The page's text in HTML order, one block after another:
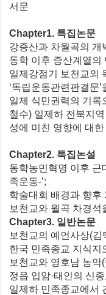
서문
Chapter1. 특집논문
강증산과 차월곡의 개
동학 이후 증산계열의
일제강점기 보천교의
‘독립운동관련판결문
일제 식민권력의 기록
철수) 일제하 전북지
성에 미친 영향에 대
Chapter2. 특집논설
동학농민혁명 이후 근
족운동-’;
학술대회 배경과 향후
보천교와 월곡 차경
Chapter3. 일반논문
보천교의 예언사상(김
한국 민족종교 지식지
보천교와 영호남 농악
정읍 입암·태인의 신
일제하 민족종교에서